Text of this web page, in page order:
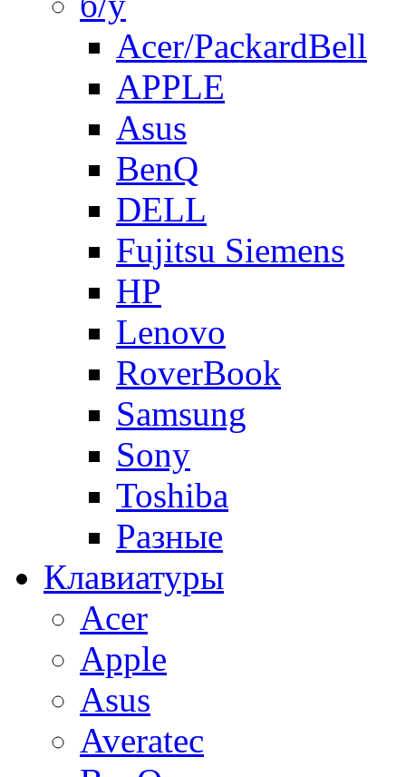
Acer/PackardBell
APPLE
Asus
BenQ
DELL
Fujitsu Siemens
HP
Lenovo
RoverBook
Samsung
Sony
Toshiba
Разные
Клавиатуры
Acer
Apple
Asus
Averatec